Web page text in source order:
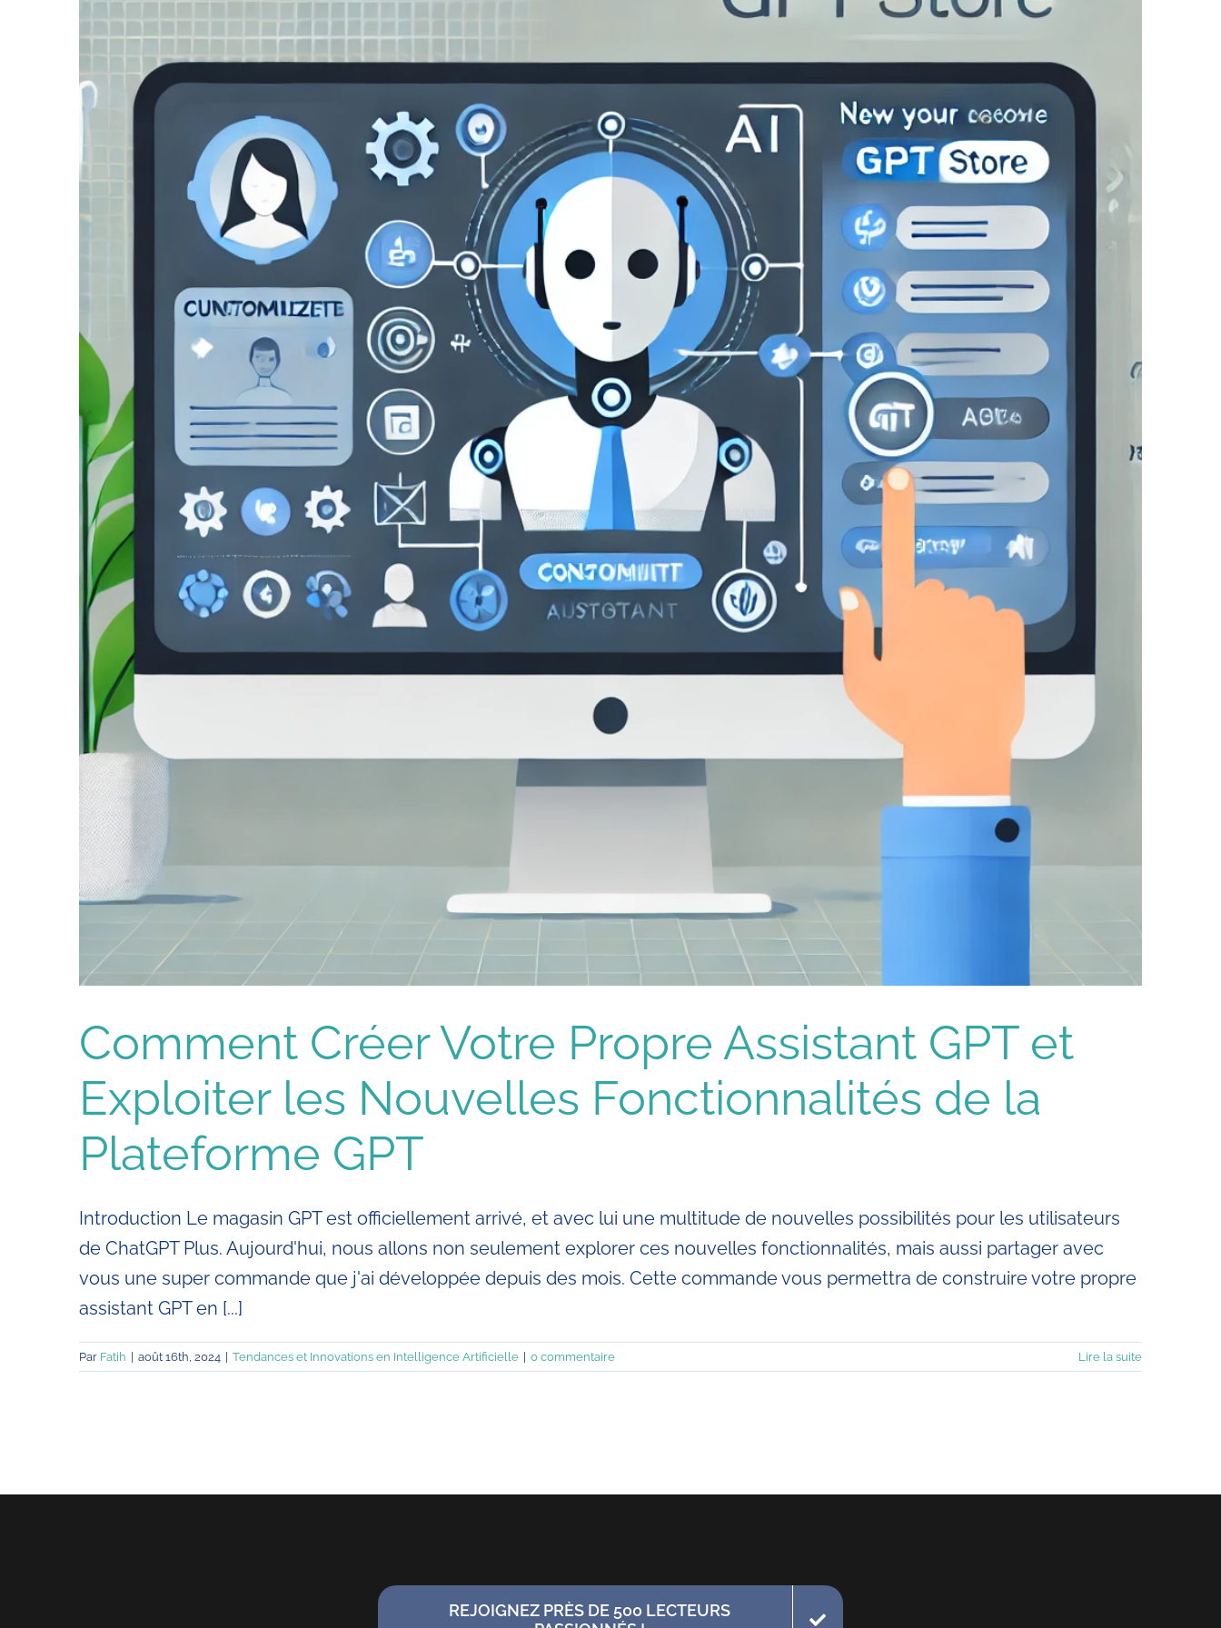
Comment Créer Votre Propre Assistant GPT et
Exploiter les Nouvelles Fonctionnalités de la
Plateforme GPT
Introduction Le magasin GPT est officiellement arrivé, et avec lui une multitude de nouvelles possibilités pour les utilisateurs
de ChatGPT Plus. Aujourd'hui, nous allons non seulement explorer ces nouvelles fonctionnalités, mais aussi partager avec
vous une super commande que j'ai développée depuis des mois. Cette commande vous permettra de construire votre propre
assistant GPT en [...]
Par Fatih | août 16th, 2024 | Tendances et Innovations en Intelligence Artificielle | 0 commentaire Lire la suite
REJOIGNEZ PRÈS DE 500 LECTEURS